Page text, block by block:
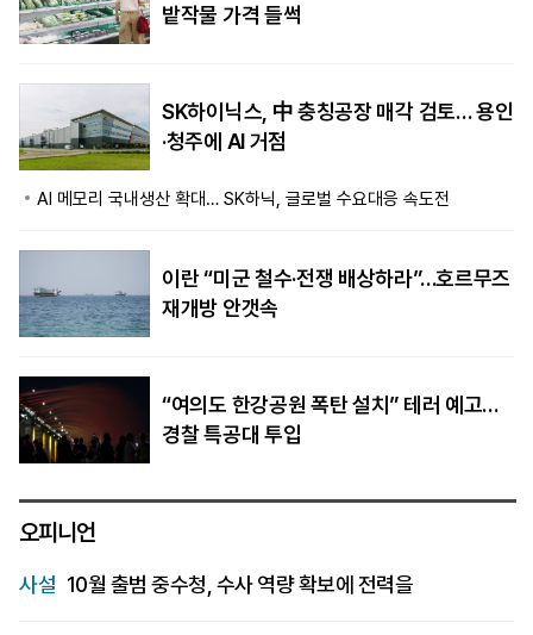
밭작물 가격 들썩
SK하이닉스, 中 충칭공장 매각 검토… 용인
·청주에 AI 거점
AI 메모리 국내생산 확대… SK하닉, 글로벌 수요대응 속도전
이란 “미군 철수·전쟁 배상하라”…호르무즈
재개방 안갯속
“여의도 한강공원 폭탄 설치” 테러 예고…
경찰 특공대 투입
오피니언
사설 10월 출범 중수청, 수사 역량 확보에 전력을